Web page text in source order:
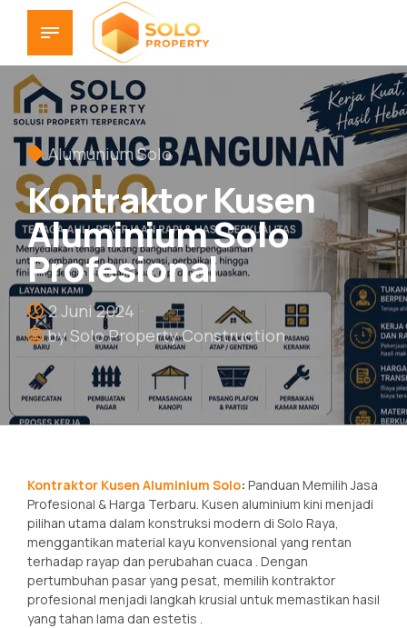
Alumunium Solo
Kontraktor Kusen
Aluminium Solo
Profesional
2 Juni 2024
by Solo Property Construction
Kontraktor Kusen Aluminium Solo: Panduan Memilih Jasa
Profesional & Harga Terbaru. Kusen aluminium kini menjadi
pilihan utama dalam konstruksi modern di Solo Raya,
menggantikan material kayu konvensional yang rentan
terhadap rayap dan perubahan cuaca . Dengan
pertumbuhan pasar yang pesat, memilih kontraktor
profesional menjadi langkah krusial untuk memastikan hasil
yang tahan lama dan estetis